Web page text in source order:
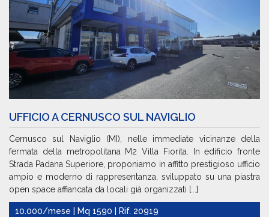
UFFICIO A CERNUSCO SUL NAVIGLIO
Cernusco sul Naviglio (MI), nelle immediate vicinanze della
fermata della metropolitana M2 Villa Fiorita. In edificio fronte
Strada Padana Superiore, proponiamo in affitto prestigioso ufficio
ampio e moderno di rappresentanza, sviluppato su una piastra
open space affiancata da locali già organizzati [...]
10.000/mese | Mq 1590 | Rif. 20919